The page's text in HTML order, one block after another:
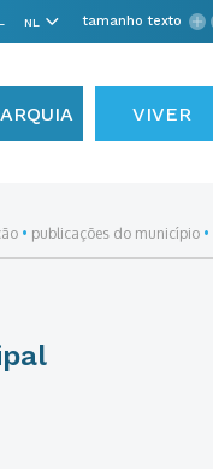
tamanho texto
VIVER
• publicações do município•